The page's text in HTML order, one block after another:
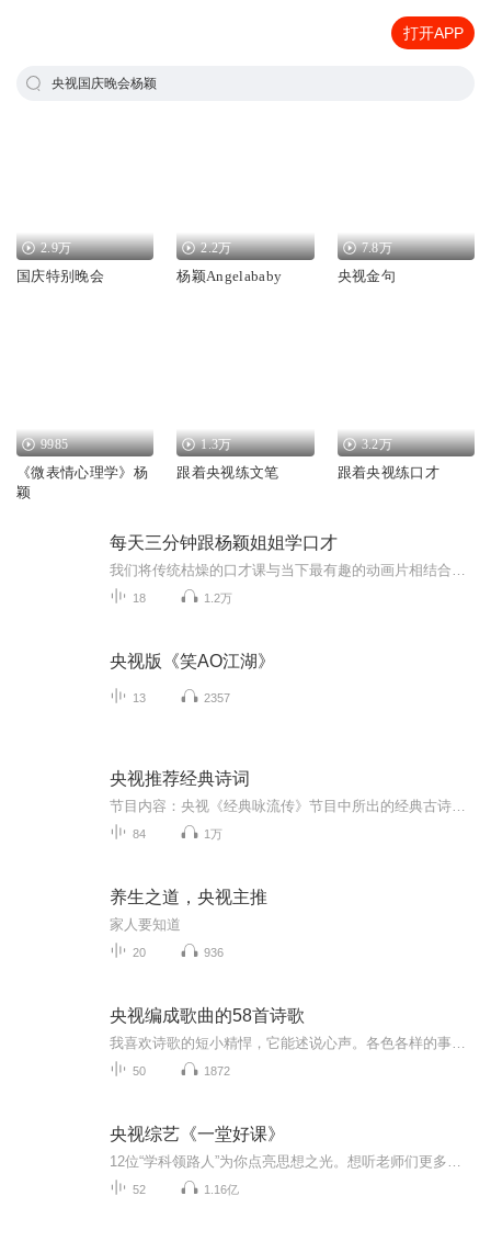
打开APP
央视国庆晚会杨颖
2.9万
国庆特别晚会
2.2万
杨颖Angelababy
7.8万
央视金句
9985
《微表情心理学》杨
颖
1.3万
跟着央视练文笔
3.2万
跟着央视练口才
每天三分钟跟杨颖姐姐学口才
18 1.2万
央视版《笑AO江湖》
13 2357
央视推荐经典诗词
84 1万
养生之道，央视主推
家人要知道
20 936
央视编成歌曲的58首诗歌
50 1872
央视综艺《一堂好课》
52 1.16亿